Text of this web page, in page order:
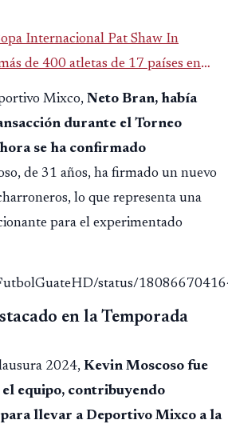
Internacional Pat Shaw In
de 400 atletas de 17 países en
participación destacada de la
el balance oficial de CDAG.
Mixco, Neto Bran, había
durante el Torneo
se ha confirmado
de 31 años, ha firmado un nuevo
lo que representa una
para el experimentado
status/
en la Temporada
2024, Kevin Moscoso fue
equipo, contribuyendo
llevar a Deportivo Mixco a la